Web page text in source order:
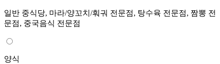
일반 중식당, 마라/양꼬치/훠궈 전문점, 탕수육 전문점, 짬뽕 전
문점, 중국음식 전문점
양식